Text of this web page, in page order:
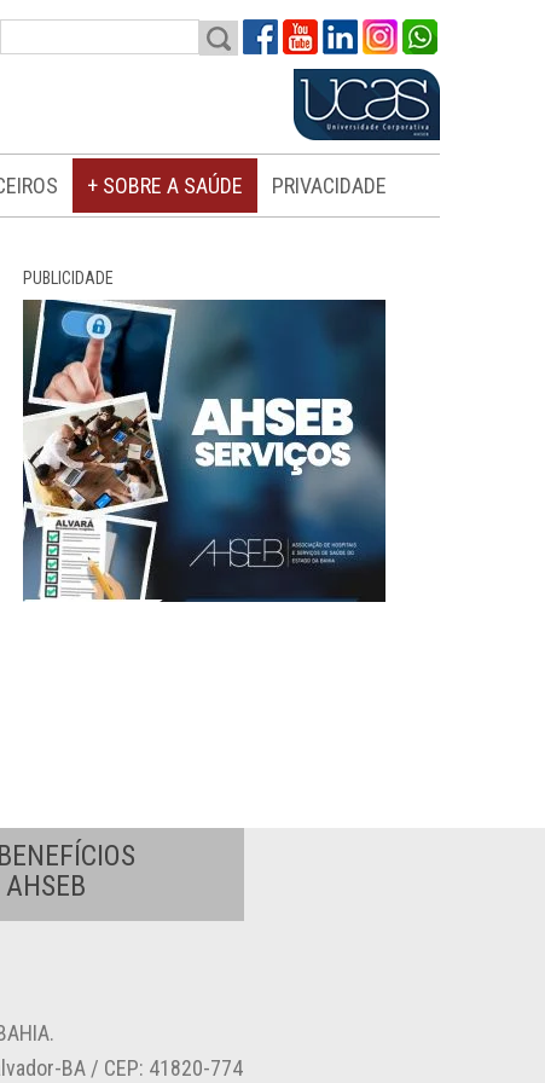
+ SOBRE A SAÚDE PRIVACIDADE
PUBLICIDADE
BA / CEP: 41820-774